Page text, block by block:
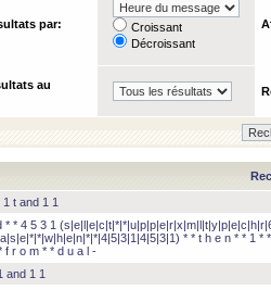
par:
Croissant
Décroissant
au
t and 1 1
* * 4 5 3 1
* * t h e n * * 1 *
f r o m * * d u a l -
and 1 1